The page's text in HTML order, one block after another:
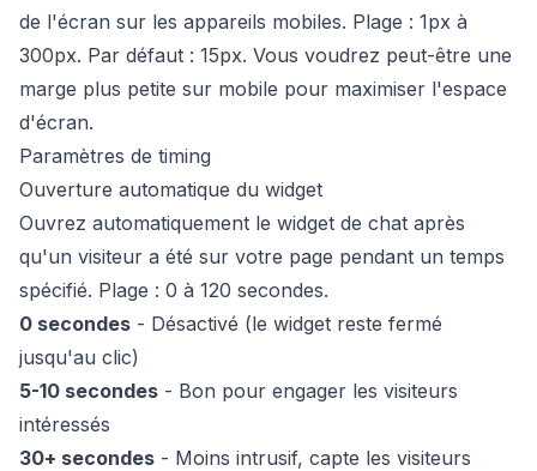
de l'écran sur les appareils mobiles. Plage : 1px à
300px. Par défaut : 15px. Vous voudrez peut-être une
marge plus petite sur mobile pour maximiser l'espace
d'écran.
Paramètres de timing
Ouverture automatique du widget
Ouvrez automatiquement le widget de chat après
qu'un visiteur a été sur votre page pendant un temps
spécifié. Plage : 0 à 120 secondes.
0 secondes - Désactivé (le widget reste fermé
jusqu'au clic)
5-10 secondes - Bon pour engager les visiteurs
intéressés
30+ secondes - Moins intrusif, capte les visiteurs